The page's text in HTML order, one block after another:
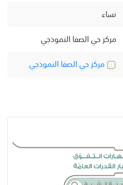
نساء
مركز حي الصفا النموذجي
مركز حي الصفا النموذجي